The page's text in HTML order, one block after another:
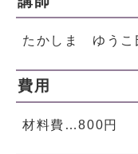
たかしま ゆうこ
費用
材料費…800円